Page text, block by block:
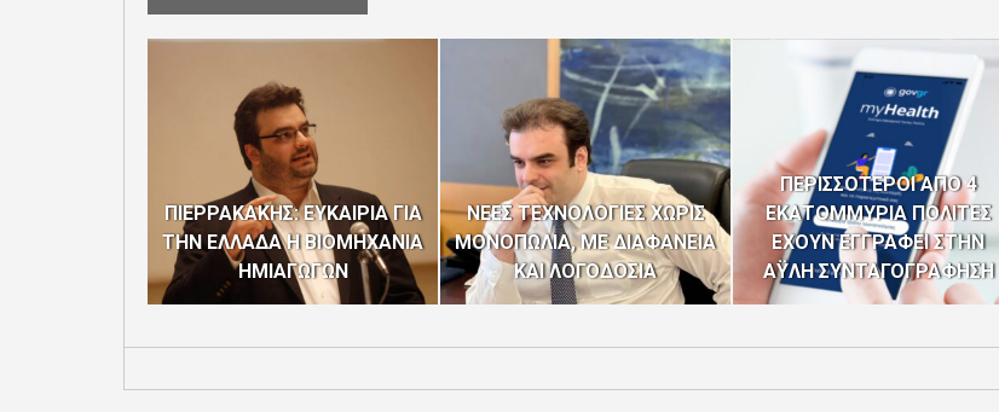
ΠΙΕΡΡΑΚΑΚΗΣ: ΕΥΚΑΙΡΙΑ ΓΙΑ
ΤΗΝ ΕΛΛΑΔΑ Η ΒΙΟΜΗΧΑΝΙΑ
ΗΜΙΑΓΩΓΩΝ
ΝΕΕΣ ΤΕΧΝΟΛΟΓΙΕΣ ΧΩΡΙΣ
ΜΟΝΟΠΩΛΙΑ, ΜΕ ΔΙΑΦΑΝΕΙΑ
ΚΑΙ ΛΟΓΟΔΟΣΙΑ
ΠΕΡΙΣΣΟΤΕΡΟΙ ΑΠΟ 4
ΕΚΑΤΟΜΜΥΡΙΑ ΠΟΛΙΤΕΣ
ΕΧΟΥΝ ΕΓΓΡΑΦΕΙ ΣΤΗΝ
ΑΫΛΗ ΣΥΝΤΑΓΟΓΡΑΦΗΣΗ